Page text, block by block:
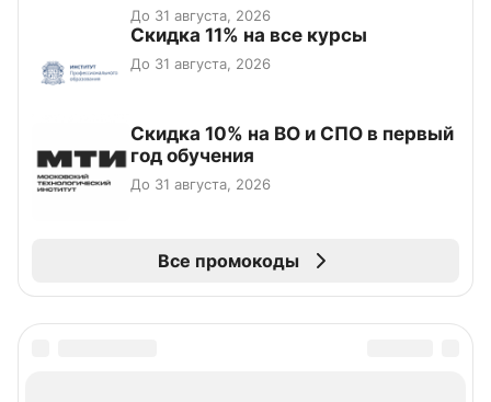
До 31 августа, 2026
Скидка 11% на все курсы
До 31 августа, 2026
Скидка 10% на ВО и СПО в первый
год обучения
До 31 августа, 2026
Все промокоды